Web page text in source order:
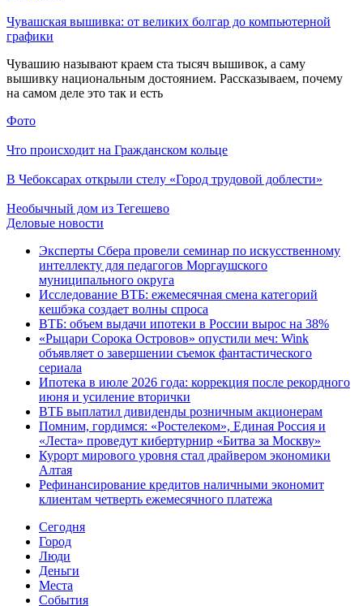
Чувашская вышивка: от великих болгар до компьютерной
графики
Чувашию называют краем ста тысяч вышивок, а саму
вышивку национальным достоянием. Рассказываем, почему
на самом деле это так и есть
Фото
Что происходит на Гражданском кольце
В Чебоксарах открыли стелу «Город трудовой доблести»
Необычный дом из Тегешево
Деловые новости
Эксперты Сбера провели семинар по искусственному
интеллекту для педагогов Моргаушского
муниципального округа
Исследование ВТБ: ежемесячная смена категорий
кешбэка создает волны спроса
ВТБ: объем выдачи ипотеки в России вырос на 38%
«Рыцари Сорока Островов» опустили меч: Wink
объявляет о завершении съемок фантастического
сериала
Ипотека в июле 2026 года: коррекция после рекордного
июня и усиление вторички
ВТБ выплатил дивиденды розничным акционерам
Помним, гордимся: «Ростелеком», Единая Россия и
«Леста» проведут кибертурнир «Битва за Москву»
Курорт мирового уровня стал драйвером экономики
Алтая
Рефинансирование кредитов наличными экономит
клиентам четверть ежемесячного платежа
Cегодня
Город
Люди
Деньги
Места
События